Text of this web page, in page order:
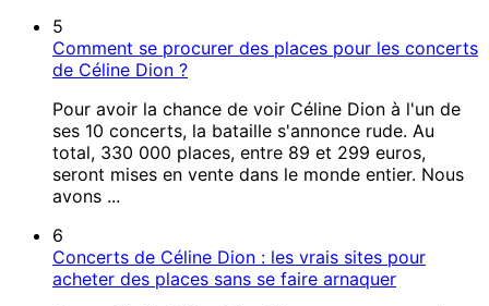
5
Comment se procurer des places pour les concerts
de Céline Dion ?
Pour avoir la chance de voir Céline Dion à l'un de
ses 10 concerts, la bataille s'annonce rude. Au
total, 330 000 places, entre 89 et 299 euros,
seront mises en vente dans le monde entier. Nous
avons ...
6
Concerts de Céline Dion : les vrais sites pour
acheter des places sans se faire arnaquer